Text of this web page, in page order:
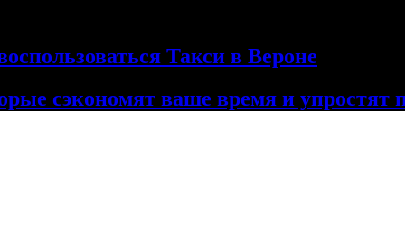
Такси в Вероне
сэкономят ваше время и упростят